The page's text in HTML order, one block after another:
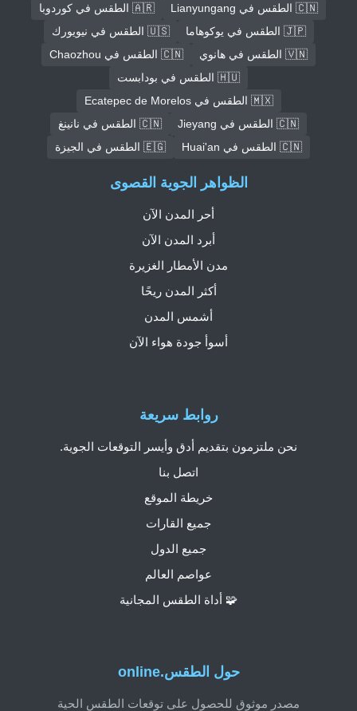
🇨🇳 الطقس في Lianyungang
🇦🇷 الطقس في كوردوبا
🇯🇵 الطقس في يوكوهاما
🇺🇸 الطقس في نيويورك
🇻🇳 الطقس في هانوي
🇨🇳 الطقس في Chaozhou
🇭🇺 الطقس في بودابست
🇲🇽 الطقس في Ecatepec de Morelos
🇨🇳 الطقس في Jieyang
🇨🇳 الطقس في نانينغ
🇨🇳 الطقس في Huai'an
🇪🇬 الطقس في الجيزة
حول الطقس.online
مصدر موثوق للحصول على توقعات الطقس الحية
روابط سريعة
نحن ملتزمون بتقديم أدق وأيسر التوقعات الجوية.
اتصل بنا
خريطة الموقع
جميع القارات
جميع الدول
عواصم العالم
🧩 أداة الطقس المجانية
الظواهر الجوية القصوى
أحر المدن الآن
أبرد المدن الآن
مدن الأمطار الغزيرة
أكثر المدن ريحًا
أشمس المدن
أسوأ جودة هواء الآن